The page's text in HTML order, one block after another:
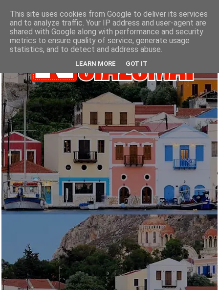
This site uses cookies from Google to deliver its services
and to analyze traffic. Your IP address and user-agent are
shared with Google along with performance and security
metrics to ensure quality of service, generate usage
statistics, and to detect and address abuse.
LEARN MORE GOT IT